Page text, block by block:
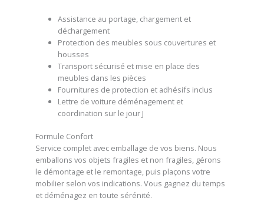
Assistance au portage, chargement et
déchargement
Protection des meubles sous couvertures et
housses
Transport sécurisé et mise en place des
meubles dans les pièces
Fournitures de protection et adhésifs inclus
Lettre de voiture déménagement et
coordination sur le jour J
Formule Confort
Service complet avec emballage de vos biens. Nous
emballons vos objets fragiles et non fragiles, gérons
le démontage et le remontage, puis plaçons votre
mobilier selon vos indications. Vous gagnez du temps
et déménagez en toute sérénité.